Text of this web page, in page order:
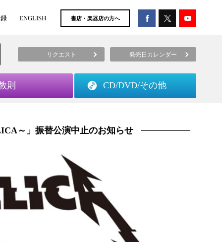
ENGLISH 書店・楽器店の方へ
リクエスト 発売日カレンダー
則 CD/DVD/その他
～」振替公演中止のお知らせ